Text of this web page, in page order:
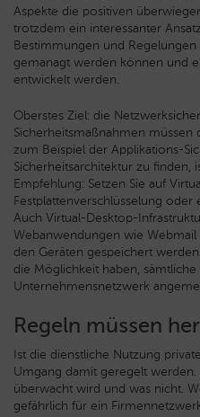
Aspekte die positiven
trotzdem ein interessanter
Bestimmungen und Regelungen
gemanagt werden können und
entwickelt werden.
Oberstes Ziel: die
Sicherheitsmaßnahmen
zum Beispiel der Applikations-
Sicherheitsarchitektur zu finden,
Empfehlung: Setzen Sie auf
Festplattenverschlüsselung
Auch Virtual-Desktop-
Webanwendungen wie
den Geräten gespeichert
die Möglichkeit haben, sämtliche
Unternehmensnetzwerk
Regeln müssen her
Ist die dienstliche Nutzung
Umgang damit geregelt
überwacht wird und was nicht.
gefährlich für ein